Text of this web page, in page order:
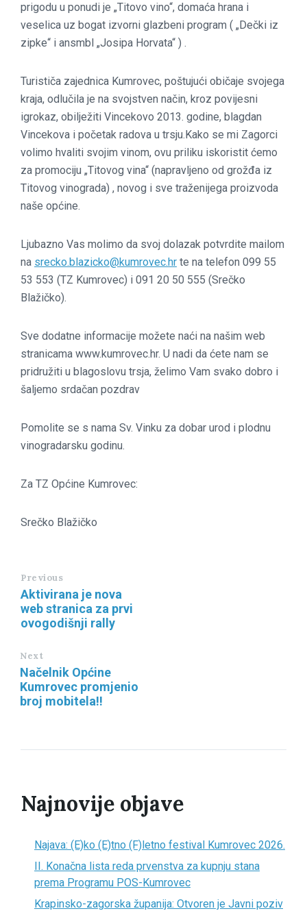
prigodu u ponudi je „Titovo vino“, domaća hrana i
veselica uz bogat izvorni glazbeni program ( „Dečki iz
zipke“ i ansmbl „Josipa Horvata“ ) .
Turističa zajednica Kumrovec, poštujući običaje svojega
kraja, odlučila je na svojstven način, kroz povijesni
igrokaz, obilježiti Vincekovo 2013. godine, blagdan
Vincekova i početak radova u trsju.Kako se mi Zagorci
volimo hvaliti svojim vinom, ovu priliku iskoristit ćemo
za promociju „Titovog vina“ (napravljeno od grožđa iz
Titovog vinograda) , novog i sve traženijega proizvoda
naše općine.
Ljubazno Vas molimo da svoj dolazak potvrdite mailom
na srecko.blazicko@kumrovec.hr te na telefon 099 55
53 553 (TZ Kumrovec) i 091 20 50 555 (Srečko
Blažičko).
Sve dodatne informacije možete naći na našim web
stranicama www.kumrovec.hr. U nadi da ćete nam se
pridružiti u blagoslovu trsja, želimo Vam svako dobro i
šaljemo srdačan pozdrav
Pomolite se s nama Sv. Vinku za dobar urod i plodnu
vinogradarsku godinu.
Za TZ Općine Kumrovec:
Srečko Blažičko
Previous
Aktivirana je nova
web stranica za prvi
ovogodišnji rally
Next
Načelnik Općine
Kumrovec promjenio
broj mobitela!!
Najnovije objave
Najava: (E)ko (E)tno (F)letno festival Kumrovec 2026.
II. Konačna lista reda prvenstva za kupnju stana
prema Programu POS-Kumrovec
Krapinsko-zagorska županija: Otvoren je Javni poziv